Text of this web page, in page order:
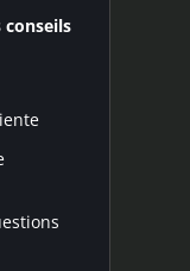
conseils